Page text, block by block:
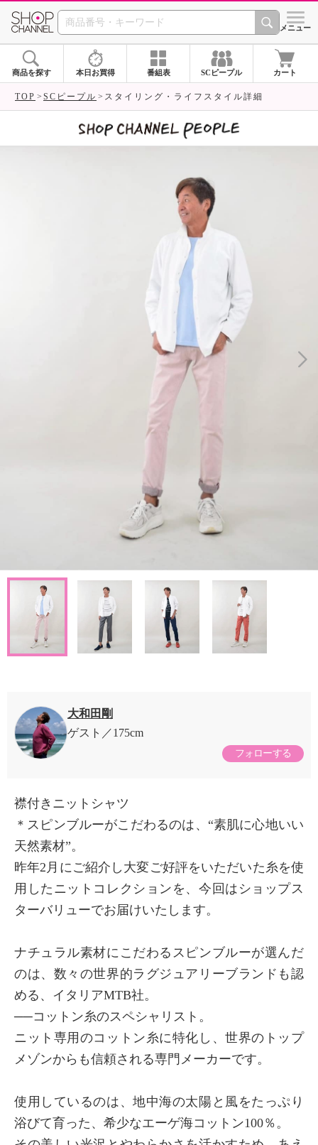
SHOP CHANNEL シメニュー
商品を探す 本日お買得 番組表 SCピープル カート
TOP SCピープル スタイリング・ライフスタイル詳細
大和田剛
ゲスト
175cm
フォローする
襟付きニットシャツ
＊スピンブルーがこだわるのは、“素肌に心地いい
天然素材”。
昨年2月にご紹介し大変ご好評をいただいた糸を使
用したニットコレクションを、今回はショップス
ターバリューでお届けいたします。
ナチュラル素材にこだわるスピンブルーが選んだ
のは、数々の世界的ラグジュアリーブランドも認
める、イタリアMTB社。
──コットン糸のスペシャリスト。
ニット専用のコットン糸に特化し、世界のトップ
メゾンからも信頼される専門メーカーです。
使用しているのは、地中海の太陽と風をたっぷり
浴びて育った、希少なエーゲ海コットン100％。